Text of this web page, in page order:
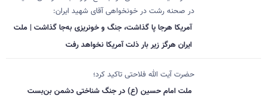
در صحنه رشت در خونخواهی آقای شهید ایران:
آمریکا هرجا پا گذاشت، جنگ و خونریزی به‌جا گذاشت | ملت
ایران هرگز زیر بار ذلت آمریکا نخواهد رفت
حضرت آیت الله فلاحتی تاکید کرد؛
ملت امام حسین (ع) در جنگ شناختی دشمن بن‌بست